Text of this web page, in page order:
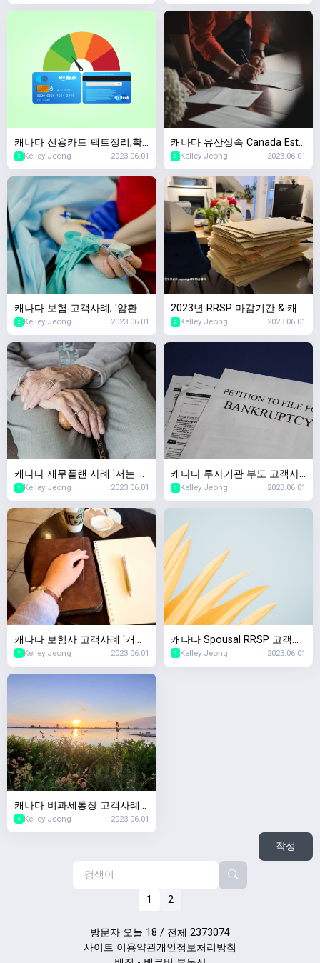
rity) 2023년 스케줄
나다 국민연금 사망보험금
캐나다 신용카드 팩트정리,확
인할때마다 캐나다 신용점수
하락한다?
2 Kelley Jeong 2023.06.01
캐나다 유산상속 Canada Esta
te Planning,왜 준비해야하죠?
2 Kelley Jeong 2023.06.01
캐나다 보험 고객사례; '암환자
였는데 살아남았어요. 보험가
입이 되나요?'
2 Kelley Jeong 2023.06.01
2023년 RRSP 마감기간 & 캐
나다 세금신고 마감기간 안내
2 Kelley Jeong 2023.06.01
캐나다 재무플랜 사례 '저는 얼
마가 있어야 은퇴가 가능하
죠?', 캐나다 은퇴자금
2 Kelley Jeong 2023.06.01
캐나다 투자기관 부도 고객사
례,캐나다 투자회사가 망하면
제 돈은요..?
2 Kelley Jeong 2023.06.01
캐나다 보험사 고객사례 '캐나
다서 생명보험샀는데 회사가
망하면요?'
2 Kelley Jeong 2023.06.01
캐나다 Spousal RRSP 고객사
례 '이혼 후 퇴직연금 재산분할
은 어떻게되나요?'
2 Kelley Jeong 2023.06.01
캐나다 비과세통장 고객사례
'TFSA 사용하다가 세금폭탄맞
았는데요'
2 Kelley Jeong 2023.06.01
작성
1 2
방문자 오늘 18 / 전체 2373074
사이트 이용약관개인정보처리방침